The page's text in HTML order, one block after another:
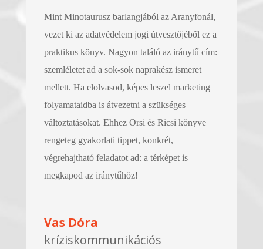
Mint Minotaurusz barlangjából az Aranyfonál,
vezet ki az adatvédelem jogi útvesztőjéből ez a
praktikus könyv. Nagyon találó az iránytű cím:
szemléletet ad a sok-sok naprakész ismeret
mellett. Ha elolvasod, képes leszel marketing
folyamataidba is átvezetni a szükséges
változtatásokat. Ehhez Orsi és Ricsi könyve
rengeteg gyakorlati tippet, konkrét,
végrehajtható feladatot ad: a térképet is
megkapod az iránytűhöz!
Vas Dóra
kríziskommunikációs